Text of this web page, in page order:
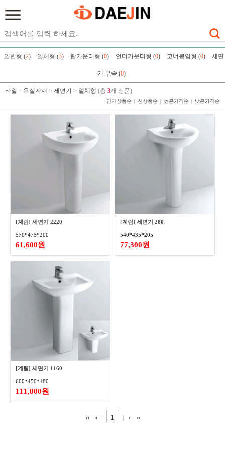
일반형 (2) 일체형 (3) 탑카운터형 (0) 언더카운터형 (0) 코너붙임형 (0) 세면
기 부속 (0)
타일ㆍ욕실자재 > 세면기 > 일체형 (총 3개 상품)
인기상품순 신상품순 높은가격순 낮은가격순
[계림] 세면기 2220
570*475*200
61,600원
[계림] 세면기 280
540*435*205
77,300원
[계림] 세면기 1160
600*450*180
111,800원
1